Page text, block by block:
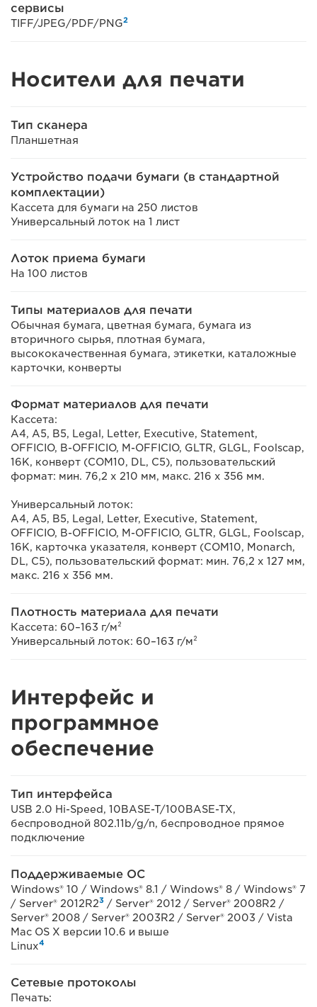
сервисы
TIFF/JPEG/PDF/PNG2
Носители для печати
Тип сканера
Планшетная
Устройство подачи бумаги (в стандартной
комплектации)
Кассета для бумаги на 250 листов
Универсальный лоток на 1 лист
Лоток приема бумаги
На 100 листов
Типы материалов для печати
Обычная бумага, цветная бумага, бумага из
вторичного сырья, плотная бумага,
высококачественная бумага, этикетки, каталожные
карточки, конверты
Формат материалов для печати
Кассета:
A4, A5, B5, Legal, Letter, Executive, Statement,
OFFICIO, B-OFFICIO, M-OFFICIO, GLTR, GLGL, Foolscap,
16K, конверт (COM10, DL, C5), пользовательский
формат: мин. 76,2 х 210 мм, макс. 216 х 356 мм.
Универсальный лоток:
A4, A5, B5, Legal, Letter, Executive, Statement,
OFFICIO, B-OFFICIO, M-OFFICIO, GLTR, GLGL, Foolscap,
16K, карточка указателя, конверт (COM10, Monarch,
DL, C5), пользовательский формат: мин. 76,2 x 127 мм,
макс. 216 х 356 мм.
Плотность материала для печати
Кассета: 60–163 г/м²
Универсальный лоток: 60–163 г/м²
Интерфейс и
программное
обеспечение
Тип интерфейса
USB 2.0 Hi-Speed, 10BASE-T/100BASE-TX,
беспроводной 802.11b/g/n, беспроводное прямое
подключение
Поддерживаемые ОС
Windows® 10 / Windows® 8.1 / Windows® 8 / Windows® 7
/ Server® 2012R23 / Server® 2012 / Server® 2008R2 /
Server® 2008 / Server® 2003R2 / Server® 2003 / Vista
Mac OS X версии 10.6 и выше
Linux4
Сетевые протоколы
Печать: